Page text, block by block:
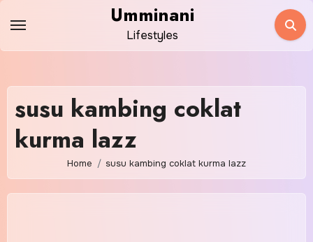
content
Umminani
Lifestyles
susu kambing coklat
kurma lazz
Home susu kambing coklat kurma lazz